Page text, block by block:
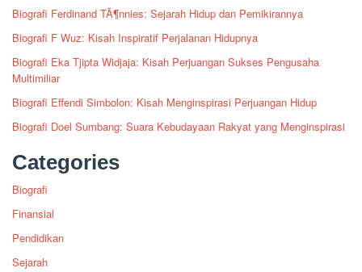
Biografi Ferdinand TÃ¶nnies: Sejarah Hidup dan Pemikirannya
Biografi F Wuz: Kisah Inspiratif Perjalanan Hidupnya
Biografi Eka Tjipta Widjaja: Kisah Perjuangan Sukses Pengusaha
Multimiliar
Biografi Effendi Simbolon: Kisah Menginspirasi Perjuangan Hidup
Biografi Doel Sumbang: Suara Kebudayaan Rakyat yang Menginspirasi
Categories
Biografi
Finansial
Pendidikan
Sejarah